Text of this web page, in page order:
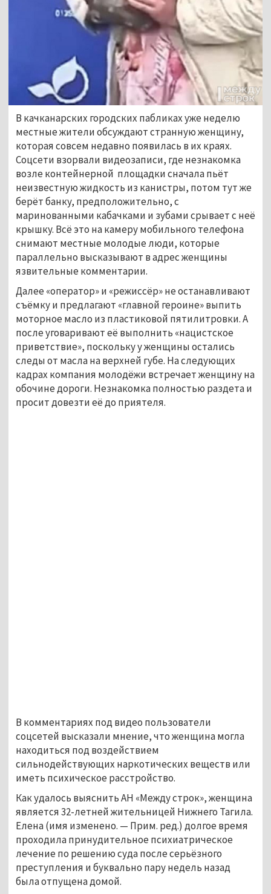
В качканарских городских пабликах уже неделю
местные жители обсуждают странную женщину,
которая совсем недавно появилась в их краях.
Соцсети взорвали видеозаписи, где незнакомка
возле контейнерной площадки сначала пьёт
неизвестную жидкость из канистры, потом тут же
берёт банку, предположительно, с
маринованными кабачками и зубами срывает с неё
крышку. Всё это на камеру мобильного телефона
снимают местные молодые люди, которые
параллельно высказывают в адрес женщины
язвительные комментарии.
Далее «оператор» и «режиссёр» не останавливают
съёмку и предлагают «главной героине» выпить
моторное масло из пластиковой пятилитровки. А
после уговаривают её выполнить «нацистское
приветствие», поскольку у женщины остались
следы от масла на верхней губе. На следующих
кадрах компания молодёжи встречает женщину на
обочине дороги. Незнакомка полностью раздета и
просит довезти её до приятеля.
В комментариях под видео пользователи
соцсетей высказали мнение, что женщина могла
находиться под воздействием
сильнодействующих наркотических веществ или
иметь психическое расстройство.
Как удалось выяснить АН «Между строк», женщина
является 32-летней жительницей Нижнего Тагила.
Елена (имя изменено. — Прим. ред.) долгое время
проходила принудительное психиатрическое
лечение по решению суда после серьёзного
преступления и буквально пару недель назад
была отпущена домой.